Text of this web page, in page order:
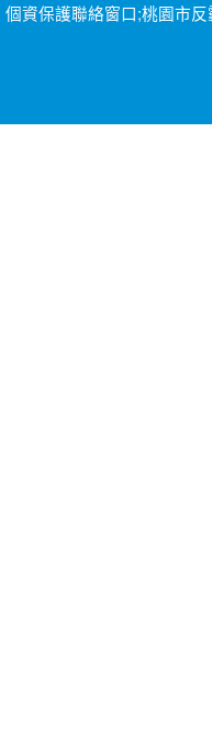
個資保護聯絡窗口 ;桃園市